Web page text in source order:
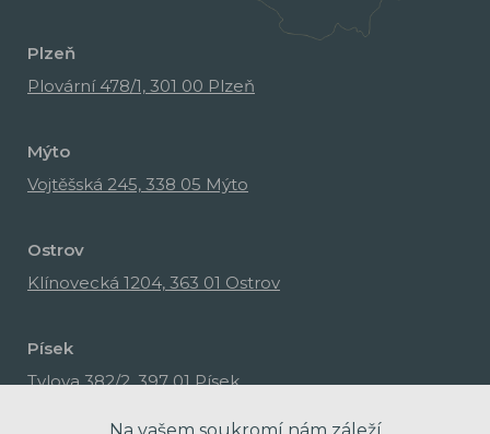
Plzeň
Plovární 478/1, 301 00 Plzeň
Mýto
Vojtěšská 245, 338 05 Mýto
Ostrov
Klínovecká 1204, 363 01 Ostrov
Písek
Tylova 382/2, 397 01 Písek